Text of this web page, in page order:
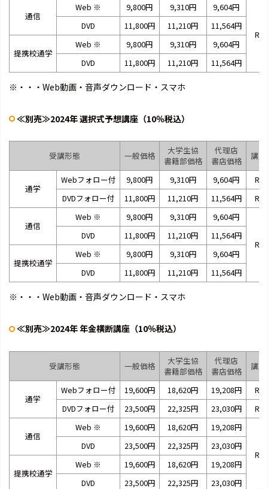
通信
Web ※ 9,800円 9,310円 9,604円
DVD 11,800円 11,210円 11,564円
提携校通学
Web ※ 9,800円 9,310円
9,604円
DVD
11,800円 11,210円 11,564円
※・・・Web動画・音声ダウンロード・スマホ
≪別売≫2024年 選択式予想講座（10％税込）
受講形態 一般価格
大学生協
書籍部価格
代理店
書店価格
講
通学
Webフォロー付 9,800円 9,310円 9,604円
DVDフォロー付
11,800円 11,210円 11,564円
通信
Web ※ 9,800円 9,310円 9,604円
DVD 11,800円 11,210円 11,564円
提携校通学
Web ※ 9,800円 9,310円
9,604円
DVD
11,800円 11,210円 11,564円
※・・・Web動画・音声ダウンロード・スマホ
≪別売≫2024年 年金横断講座（10％税込）
受講形態 一般価格
大学生協
書籍部価格
代理店
書店価格
講
通学
Webフォロー付 19,600円 18,620円 19,208円
DVDフォロー付
23,500円 22,325円 23,030円
通信
Web ※ 19,600円 18,620円 19,208円
DVD 23,500円 22,325円 23,030円
提携校通学
Web ※ 19,600円 18,620円
19,208円
DVD
23,500円 22,325円 23,030円